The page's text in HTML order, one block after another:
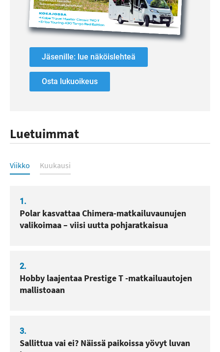
Jäsenille: lue näköislehteä
Osta lukuoikeus
Luetuimmat
Luetuimmat
Viikko Kuukausi
1.
Polar kasvattaa Chimera-matkailuvaunujen
valikoimaa – viisi uutta pohjaratkaisua
2.
Hobby laajentaa Prestige T -matkailuautojen
mallistoaan
3.
Sallittua vai ei? Näissä paikoissa yövyt luvan